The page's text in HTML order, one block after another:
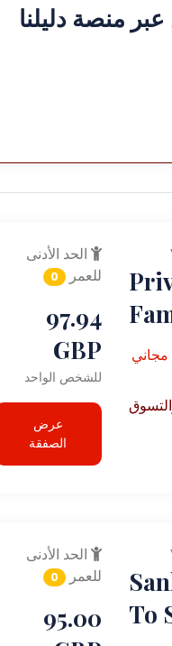
منصة دليلنا
مجاني
الحد الأدنى
للعمر
0
97.94
GBP
للشخص الواحد
عرض
الصفقة
To
الحد الأدنى
للعمر
0
95.00